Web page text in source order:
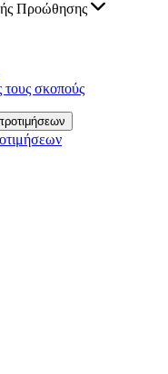
Προώθησης
τους σκοπούς